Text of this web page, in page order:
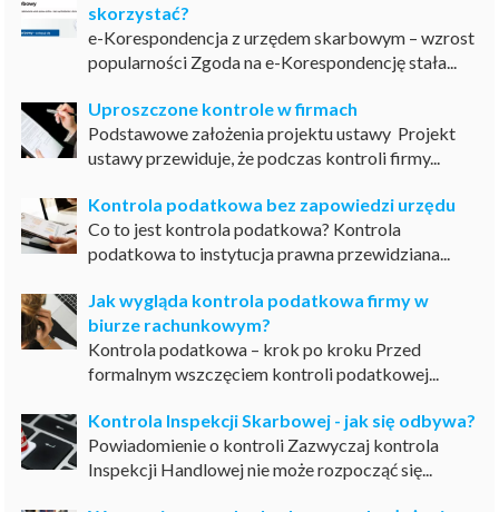
skorzystać?
e-Korespondencja z urzędem skarbowym – wzrost
popularności Zgoda na e-Korespondencję stała...
Uproszczone kontrole w firmach
Podstawowe założenia projektu ustawy Projekt
ustawy przewiduje, że podczas kontroli firmy...
Kontrola podatkowa bez zapowiedzi urzędu
Co to jest kontrola podatkowa? Kontrola
podatkowa to instytucja prawna przewidziana...
Jak wygląda kontrola podatkowa firmy w
biurze rachunkowym?
Kontrola podatkowa – krok po kroku Przed
formalnym wszczęciem kontroli podatkowej...
Kontrola Inspekcji Skarbowej - jak się odbywa?
Powiadomienie o kontroli Zazwyczaj kontrola
Inspekcji Handlowej nie może rozpocząć się...